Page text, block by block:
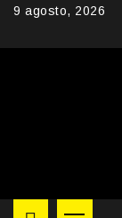
Skip9 agosto, 2026